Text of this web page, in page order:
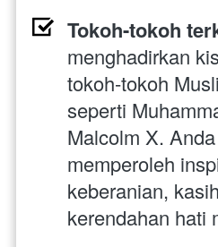
Tokoh-tokoh
menghadirkan
tokoh-tokoh
seperti
Malcolm X.
memperoleh
keberanian,
kerendahan hati